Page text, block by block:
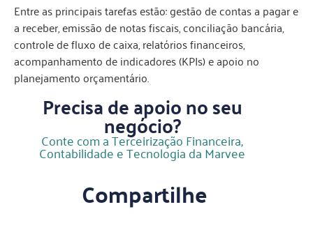
Entre as principais tarefas estão: gestão de contas a pagar e
a receber, emissão de notas fiscais, conciliação bancária,
controle de fluxo de caixa, relatórios financeiros,
acompanhamento de indicadores (KPIs) e apoio no
planejamento orçamentário.
Precisa de apoio no seu
negócio?
Conte com a Terceirização Financeira,
Contabilidade e Tecnologia da Marvee
Compartilhe